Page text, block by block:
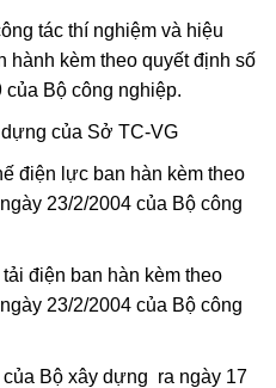
tác thí nghiệm và hiệu
kèm theo quyết định số
Bộ công nghiệp.
của Sở TC-VG
điện lực ban hàn kèm theo
23/2/2004 của Bộ công
điện ban hàn kèm theo
23/2/2004 của Bộ công
Bộ xây dựng ra ngày 17